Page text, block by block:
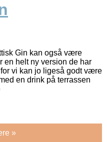
Gin kan også være
en helt ny version de har
vi kan jo ligeså godt være
en drink på terrassen
»